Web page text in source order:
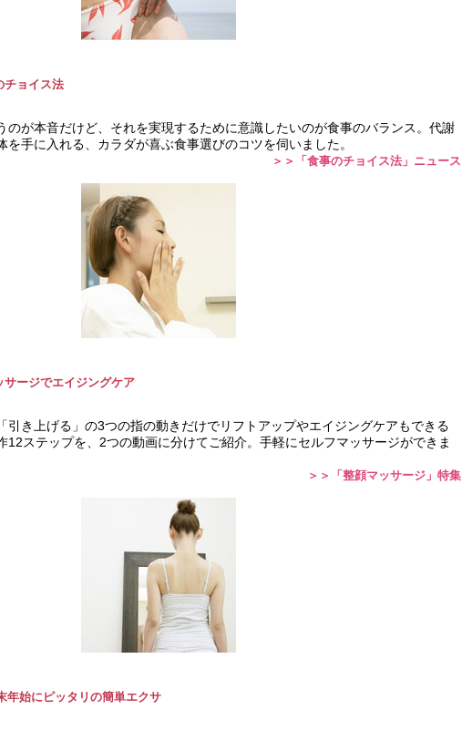
ョイス法
のが本音だけど、それを実現するために意識したいのが食事のバランス。代謝
を手に入れる、カラダが喜ぶ食事選びのコツを伺いました。
＞＞「食事のチョイス法」ニュース
ジでエイジングケア
引き上げる」の3つの指の動きだけでリフトアップやエイジングケアもできる
12ステップを、2つの動画に分けてご紹介。手軽にセルフマッサージができま
＞＞「整顔マッサージ」特集
始にピッタリの簡単エクサ